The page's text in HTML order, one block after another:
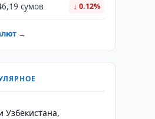
сумов ↓ 0.12%
→
Узбекистана,